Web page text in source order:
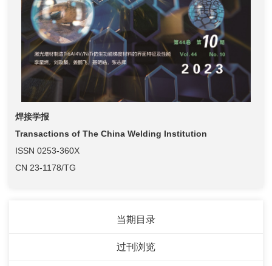
焊接学报
Transactions of The China Welding Institution
ISSN 0253-360X
CN 23-1178/TG
当期目录
过刊浏览